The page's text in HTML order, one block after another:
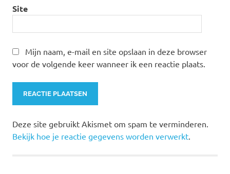
Site
Mijn naam, e-mail en site opslaan in deze browser
voor de volgende keer wanneer ik een reactie plaats.
Deze site gebruikt Akismet om spam te verminderen.
Bekijk hoe je reactie gegevens worden verwerkt.